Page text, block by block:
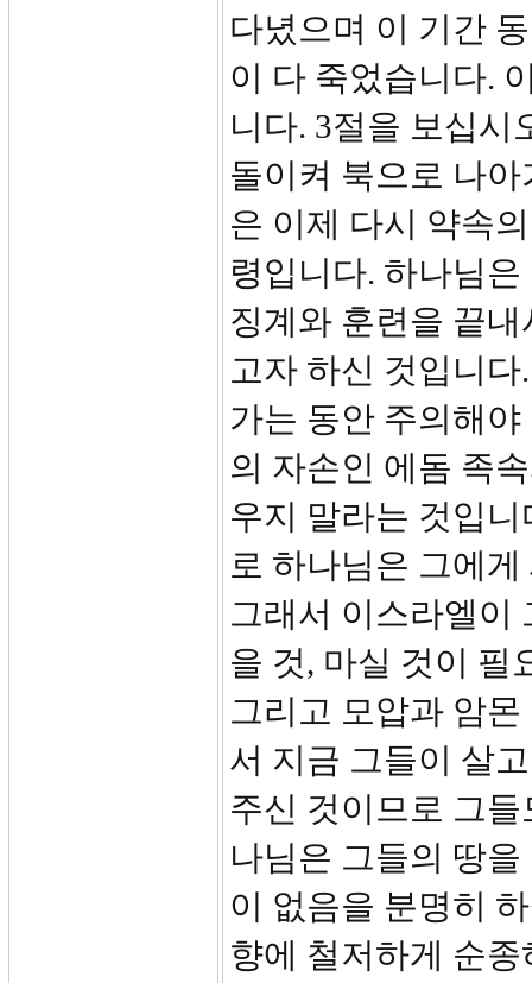
다녔으며 이 기간
이 다 죽었습니다.
니다. 3절을 보십시
돌이켜 북으로 나
은 이제 다시 약속
령입니다. 하나님
징계와 훈련을 끝
고자 하신 것입니
가는 동안 주의해
의 자손인 에돔 족
우지 말라는 것입
로 하나님은 그에
그래서 이스라엘이
을 것, 마실 것이 필
그리고 모압과 암
서 지금 그들이 살
주신 것이므로 그
나님은 그들의 땅
이 없음을 분명히
향에 철저하게 순